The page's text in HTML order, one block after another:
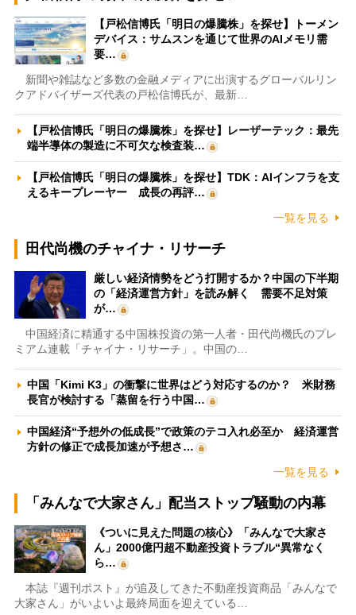
【戸松信博氏「明日の爆騰株」を探せ】トーメン
デバイス：サムスンを通じて世界のAIメモリ需
要…
新聞や雑誌など多数の金融メディアに出演するグローバルリン
クアドバイザーズ代表の戸松信博氏が、最新…
【戸松信博氏「明日の爆騰株」を探せ】レーザーテック：最先
端半導体の製造に不可欠な検査装…
【戸松信博氏「明日の爆騰株」を探せ】TDK：AIインフラを支
えるキープレーヤー 成長の再評…
一覧を見る
田代尚機のチャイナ・リサーチ
厳しい経済情勢をどう打開するか？中国の下半期
の「経済運営方針」を読み解く 需要不足対策
が…
中国経済に精通する中国株投資の第一人者・田代尚機氏のプレ
ミアム連載「チャイナ・リサーチ」。中国の…
中国「Kimi K3」の衝撃に世界はどう対応するのか？ 米財務
長官が検討する「蒸留を行う中国…
中国経済“予想外の低成長”で政策のテコ入れ必至か 経済運営
方針の修正で成長加速が予想さ…
一覧を見る
「みんなで大家さん」配当ストップ騒動の内幕
《ついに見えた問題の核心》「みんなで大家さ
ん」2000億円超不動産投資トラブル“異常なく
ら…
本誌『週刊ポスト』が追及してきた不動産投資商品「みんなで
大家さん」がいよいよ最終局面を迎えている…